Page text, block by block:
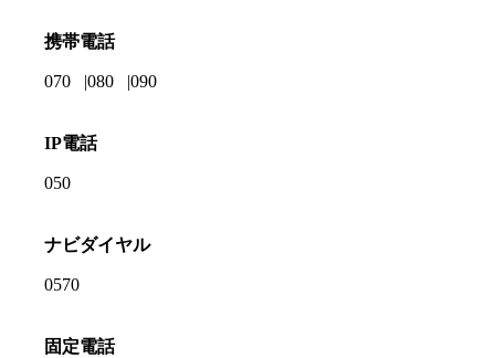
携帯電話
070 080 090
IP電話
050
ナビダイヤル
0570
固定電話